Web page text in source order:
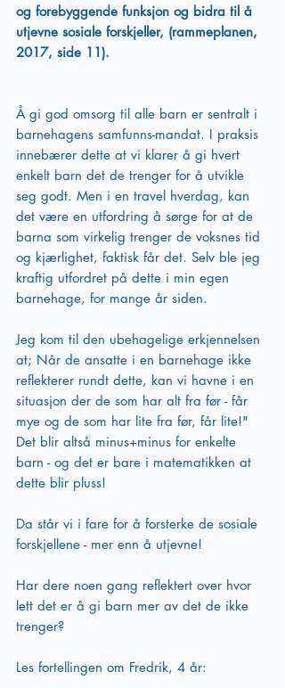
og forebyggende funksjon og bidra til å
utjevne sosiale forskjeller, (rammeplanen,
2017, side 11).
Å gi god omsorg til alle barn er sentralt i
barnehagens samfunns-mandat. I praksis
innebærer dette at vi klarer å gi hvert
enkelt barn det de trenger for å utvikle
seg godt. Men i en travel hverdag, kan
det være en utfordring å sørge for at de
barna som virkelig trenger de voksnes tid
og kjærlighet, faktisk får det. Selv ble jeg
kraftig utfordret på dette i min egen
barnehage, for mange år siden.
Jeg kom til den ubehagelige erkjennelsen
at; Når de ansatte i en barnehage ikke
reflekterer rundt dette, kan vi havne i en
situasjon der de som har alt fra før - får
mye og de som har lite fra før, får lite!"
Det blir altså minus+minus for enkelte
barn - og det er bare i matematikken at
dette blir pluss!
Da står vi i fare for å forsterke de sosiale
forskjellene - mer enn å utjevne!
Har dere noen gang reflektert over hvor
lett det er å gi barn mer av det de ikke
trenger?
Les fortellingen om Fredrik, 4 år: